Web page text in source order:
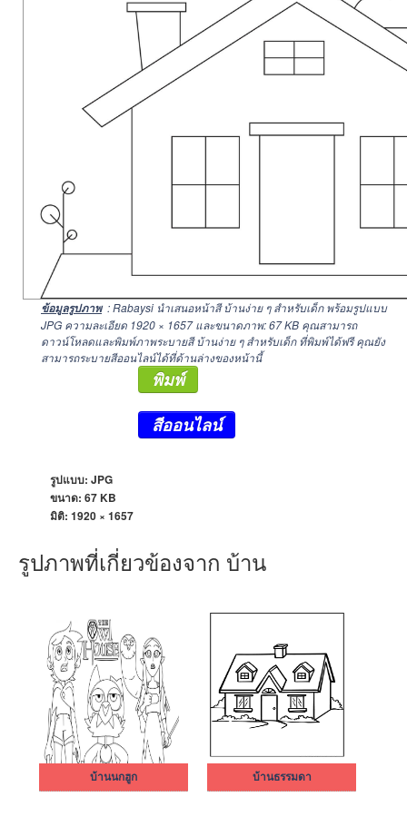
ข้อมูลรูปภาพ : Rabaysi นำเสนอหน้าสี บ้านง่าย ๆ สำหรับเด็ก พร้อมรูปแบบ
JPG ความละเอียด 1920 × 1657และขนาดภาพ: 67 KB คุณสามารถ
ดาวน์โหลดและพิมพ์ภาพระบายสี บ้านง่าย ๆ สำหรับเด็ก ที่พิมพ์ได้ฟรี คุณยัง
สามารถระบายสีออนไลน์ได้ที่ด้านล่างของหน้านี้
พิมพ์
สีออนไลน์
รูปแบบ: JPG
ขนาด: 67 KB
มิติ: 1920 × 1657
รูปภาพที่เกี่ยวข้องจาก บ้าน
บ้านนกฮูก บ้านธรรมดา